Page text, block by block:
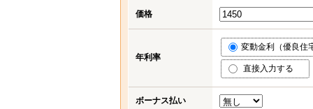
価格
年利率
変動金利（優良住
直接入力する
ボーナス払い